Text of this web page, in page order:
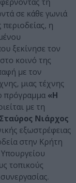
σε κάθε γωνιά
η
ξεκίνησε τον
κοινό της
με τον
μιας τέχνης
πρόγραμμα «Η
με τη
Νιάρχος
εξωστρέφειας
στην Κρήτη
τοπικούς